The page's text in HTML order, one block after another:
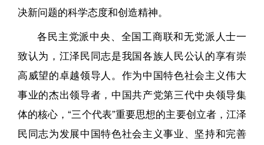
决新问题的科学态度和创造精神。
各民主党派中央、全国工商联和无党派人士一
致认为，江泽民同志是我国各族人民公认的享有崇
高威望的卓越领导人。作为中国特色社会主义伟大
事业的杰出领导者，中国共产党第三代中央领导集
体的核心，“三个代表”重要思想的主要创立者，江泽
民同志为发展中国特色社会主义事业、坚持和完善